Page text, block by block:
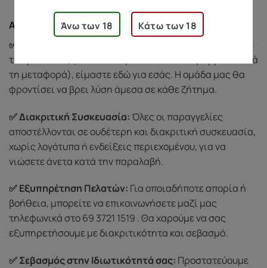
Ασφάλεια Αγορών
✅ Προστασία Αγοράς:
Αν υπάρξει κάποιο πρόβλημα με
το προϊόν σας (π.χ. ελαττωματικό ή κατεστραμμένο κατά
τη μεταφορά), είμαστε εδώ για εσάς. Η ομάδα μας θα
φροντίσει να βρει λύση άμεσα σε κάθε ζήτημα.
✅ Διακριτική Συσκευασία:Όλες οι παραγγελίες
αποστέλλονται σε ουδέτερη και διακριτική συσκευασία,
χωρίς λογότυπα ή ενδείξεις περιεχομένου, για να
νιώσετε άνετα κατά την παραλαβή.
✅ Εξυπηρέτηση Πελατών: Για οποιαδήποτε απορία ή
βοήθεια, μπορείτε να επικοινωνήσετε μαζί μας
τηλεφωνικά στο69 3721 1519 . Θα χαρούμε να σας
εξυπηρετήσουμε με διακριτικότητα και σεβασμό.
✅ Σεβασμός στην Ιδιωτικότητά σας: Προστατεύουμε
Άνω των 18 Κάτω των 18